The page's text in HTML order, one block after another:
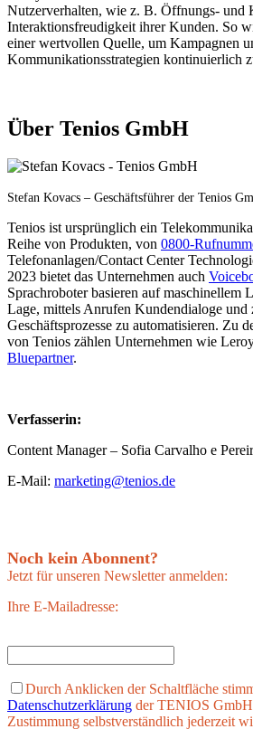
Nutzerverhalten, wie z. B. Öffnungs- und
Interaktionsfreudigkeit ihrer Kunden. So
einer wertvollen Quelle, um Kampagnen
Kommunikationsstrategien kontinuierlich
Über Tenios GmbH
Stefan Kovacs – Geschäftsführer der Tenios
Tenios ist ursprünglich ein
Reihe von Produkten, von 0800-
Telefonanlagen/Contact Center
2023 bietet das Unternehmen auch
Sprachroboter basieren auf maschinellem
Lage, mittels Anrufen Kundendialoge und
Geschäftsprozesse zu automatisieren. Zu
von Tenios zählen Unternehmen wie
Bluepartner.
Verfasserin:
Content Manager – Sofia Carvalho e
E-Mail: marketing@tenios.de
Noch kein Abonnent?
Jetzt für unseren Newsletter anmelden:
Ihre E-Mailadresse:
Durch Anklicken der Schaltfläche
Datenschutzerklärung der TENIOS
Zustimmung selbstverständlich jederzeit